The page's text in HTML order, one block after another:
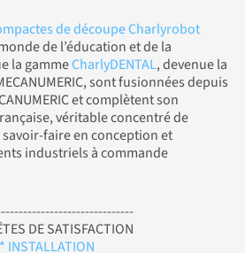
de découpe Charlyrobot
de l’éducation et de la
la gammeCharlyDENTAL, devenue la
sont fusionnées depuis
et complètent son
véritable concentré de
faire en conception et
industriels à commande
DE SATISFACTION
* INSTALLATION